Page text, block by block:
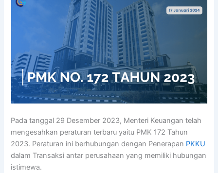
Pada tanggal 29 Desember 2023, Menteri Keuangan telah
mengesahkan peraturan terbaru yaitu PMK 172 Tahun
2023. Peraturan ini berhubungan dengan Penerapan PKKU
dalam Transaksi antar perusahaan yang memiliki hubungan
istimewa.